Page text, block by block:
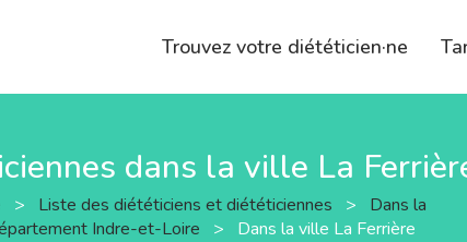
Trouvez votre diététicien·ne
dans la ville La
> Liste des diététiciens et diététiciennes >
Dans la
Indre-et-Loire > Dans la ville La Ferrière